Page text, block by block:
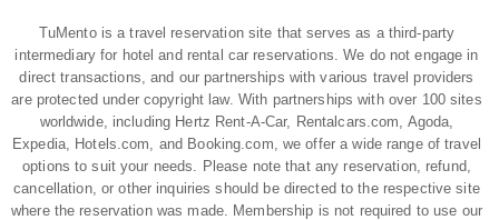
TuMento is a travel reservation site that serves as a third-party
intermediary for hotel and rental car reservations. We do not engage in
direct transactions, and our partnerships with various travel providers
are protected under copyright law. With partnerships with over 100 sites
worldwide, including Hertz Rent-A-Car, Rentalcars.com, Agoda,
Expedia, Hotels.com, and Booking.com, we offer a wide range of travel
options to suit your needs. Please note that any reservation, refund,
cancellation, or other inquiries should be directed to the respective site
where the reservation was made. Membership is not required to use our